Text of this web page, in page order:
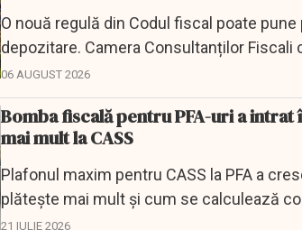
O nouă regulă din Codul fiscal poate
depozitare. Camera Consultanților
06 AUGUST 2026
Bomba fiscală pentru PFA-uri a
mai mult la CASS
Plafonul maxim pentru CASS la PFA a
plătește mai mult și cum se calculează
21 IULIE 2026